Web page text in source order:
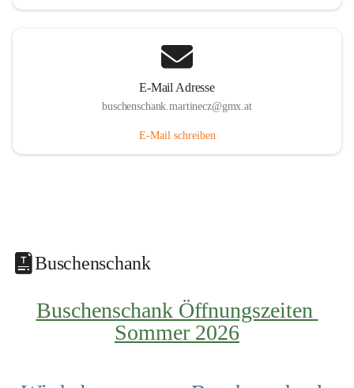
E-Mail Adresse
buschenschank.martinecz@gmx.at
E-Mail schreiben
Buschenschank
Buschenschank Öffnungszeiten
Sommer 2026